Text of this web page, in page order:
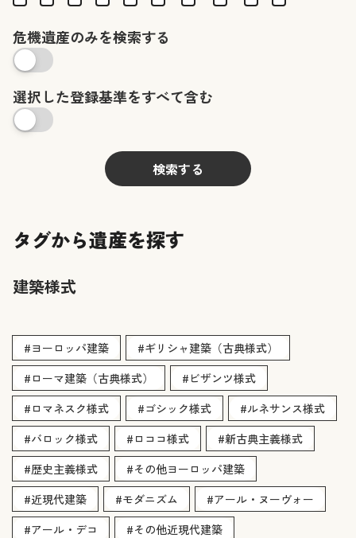
危機遺産のみを検索する
選択した登録基準をすべて含む
検索する
タグから遺産を探す
建築様式
#ヨーロッパ建築
#ギリシャ建築（古典様式）
#ローマ建築（古典様式）
#ビザンツ様式
#ロマネスク様式
#ゴシック様式
#ルネサンス様式
#バロック様式
#ロココ様式
#新古典主義様式
#歴史主義様式
#その他ヨーロッパ建築
#近現代建築
#モダニズム
#アール・ヌーヴォー
#アール・デコ
#その他近現代建築